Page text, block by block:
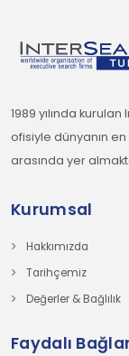
1989 yılında
ofisiyle dünyanın
arasında yer
Kurumsal
Hakkımızda
Tarihçemiz
Değerler & Bağlılık
Faydalı